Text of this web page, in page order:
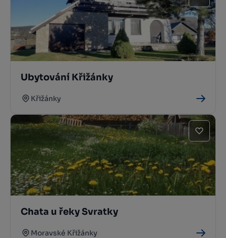
Ubytování Křižánky
Křižánky
Chata u řeky Svratky
Moravské Křižánky